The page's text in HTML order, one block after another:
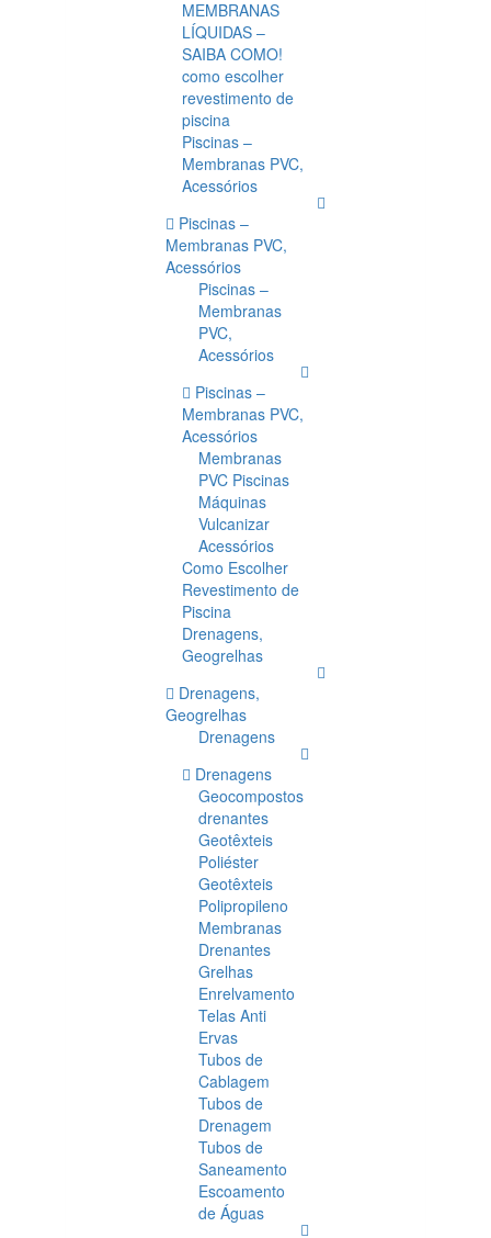
MEMBRANAS
LÍQUIDAS –
SAIBA COMO!
como escolher
revestimento de
piscina
Piscinas –
Membranas PVC,
Acessórios
Piscinas –
Membranas PVC,
Acessórios
Piscinas –
Membranas
PVC,
Acessórios
Piscinas –
Membranas PVC,
Acessórios
Membranas
PVC Piscinas
Máquinas
Vulcanizar
Acessórios
Como Escolher
Revestimento de
Piscina
Drenagens,
Geogrelhas
Drenagens,
Geogrelhas
Drenagens
Drenagens
Geocompostos
drenantes
Geotêxteis
Poliéster
Geotêxteis
Polipropileno
Membranas
Drenantes
Grelhas
Enrelvamento
Telas Anti
Ervas
Tubos de
Cablagem
Tubos de
Drenagem
Tubos de
Saneamento
Escoamento
de Águas